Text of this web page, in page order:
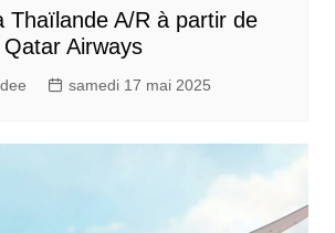
Thaïlande A/R à partir de
Airways
samedi 17 mai 2025